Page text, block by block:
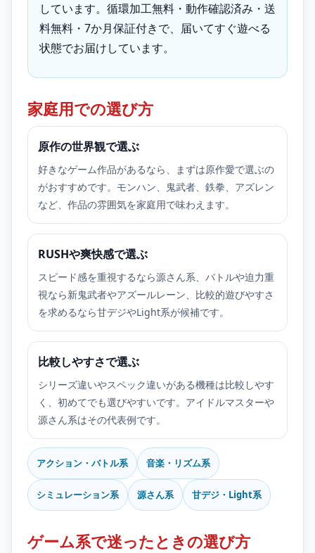
しています。循環加工無料・動作確認済み・送
料無料・7か月保証付きで、届いてすぐ遊べる
状態でお届けしています。
家庭用での選び方
原作の世界観で選ぶ
好きなゲーム作品があるなら、まずは原作愛で選ぶの
がおすすめです。モンハン、鬼武者、鉄拳、アズレン
など、作品の雰囲気を家庭用で味わえます。
RUSHや爽快感で選ぶ
スピード感を重視するなら源さん系、バトルや迫力重
視なら新鬼武者やアズールレーン、比較的遊びやすさ
を求めるなら甘デジやLight系が候補です。
比較しやすさで選ぶ
シリーズ違いやスペック違いがある機種は比較しやす
く、初めてでも選びやすいです。アイドルマスターや
源さん系はその代表例です。
アクション・バトル系 音楽・リズム系
シミュレーション系 源さん系 甘デジ・Light系
ゲーム系で迷ったときの選び方